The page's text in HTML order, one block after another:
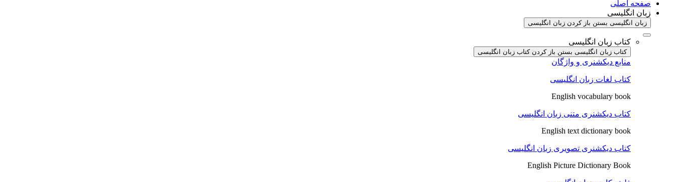
صفحه اصلی
زبان انگلیسی
زبان انگلیسی بستن باز کردن زبان انگلیسی
کتاب زبان انگلیسی
کتاب زبان انگلیسی بستن باز کردن کتاب زبان انگلیسی
منابع دیکشنری و واژگان
کتاب لغات زبان انگلیسی
English vocabulary book
کتاب دیکشنری متنی زبان انگلیسی
English text dictionary book
کتاب دیکشنری تصویری زبان انگلیسی
English Picture Dictionary Book